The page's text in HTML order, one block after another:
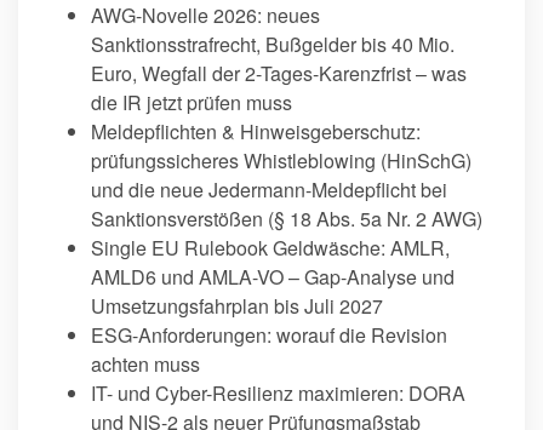
AWG-Novelle 2026: neues
Sanktionsstrafrecht, Bußgelder bis 40 Mio.
Euro, Wegfall der 2-Tages-Karenzfrist – was
die IR jetzt prüfen muss
Meldepflichten & Hinweisgeberschutz:
prüfungssicheres Whistleblowing (HinSchG)
und die neue Jedermann-Meldepflicht bei
Sanktionsverstößen (§ 18 Abs. 5a Nr. 2 AWG)
Single EU Rulebook Geldwäsche: AMLR,
AMLD6 und AMLA-VO – Gap-Analyse und
Umsetzungsfahrplan bis Juli 2027
ESG-Anforderungen: worauf die Revision
achten muss
IT- und Cyber-Resilienz maximieren: DORA
und NIS-2 als neuer Prüfungsmaßstab